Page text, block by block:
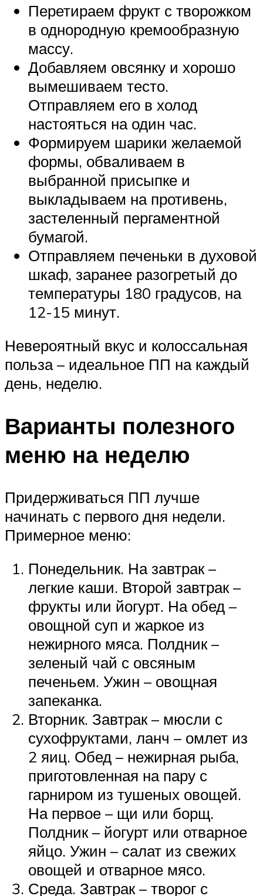
Перетираем фрукт с творожком
в однородную кремообразную
массу.
Добавляем овсянку и хорошо
вымешиваем тесто.
Отправляем его в холод
настояться на один час.
Формируем шарики желаемой
формы, обваливаем в
выбранной присыпке и
выкладываем на противень,
застеленный пергаментной
бумагой.
Отправляем печеньки в духовой
шкаф, заранее разогретый до
температуры 180 градусов, на
12-15 минут.
Невероятный вкус и колоссальная
польза – идеальное ПП на каждый
день, неделю.
Варианты полезного
меню на неделю
Придерживаться ПП лучше
начинать с первого дня недели.
Примерное меню:
Понедельник. На завтрак –
легкие каши. Второй завтрак –
фрукты или йогурт. На обед –
овощной суп и жаркое из
нежирного мяса. Полдник –
зеленый чай с овсяным
печеньем. Ужин – овощная
запеканка.
Вторник. Завтрак – мюсли с
сухофруктами, ланч – омлет из
2 яиц. Обед – нежирная рыба,
приготовленная на пару с
гарниром из тушеных овощей.
На первое – щи или борщ.
Полдник – йогурт или отварное
яйцо. Ужин – салат из свежих
овощей и отварное мясо.
Среда. Завтрак – творог с